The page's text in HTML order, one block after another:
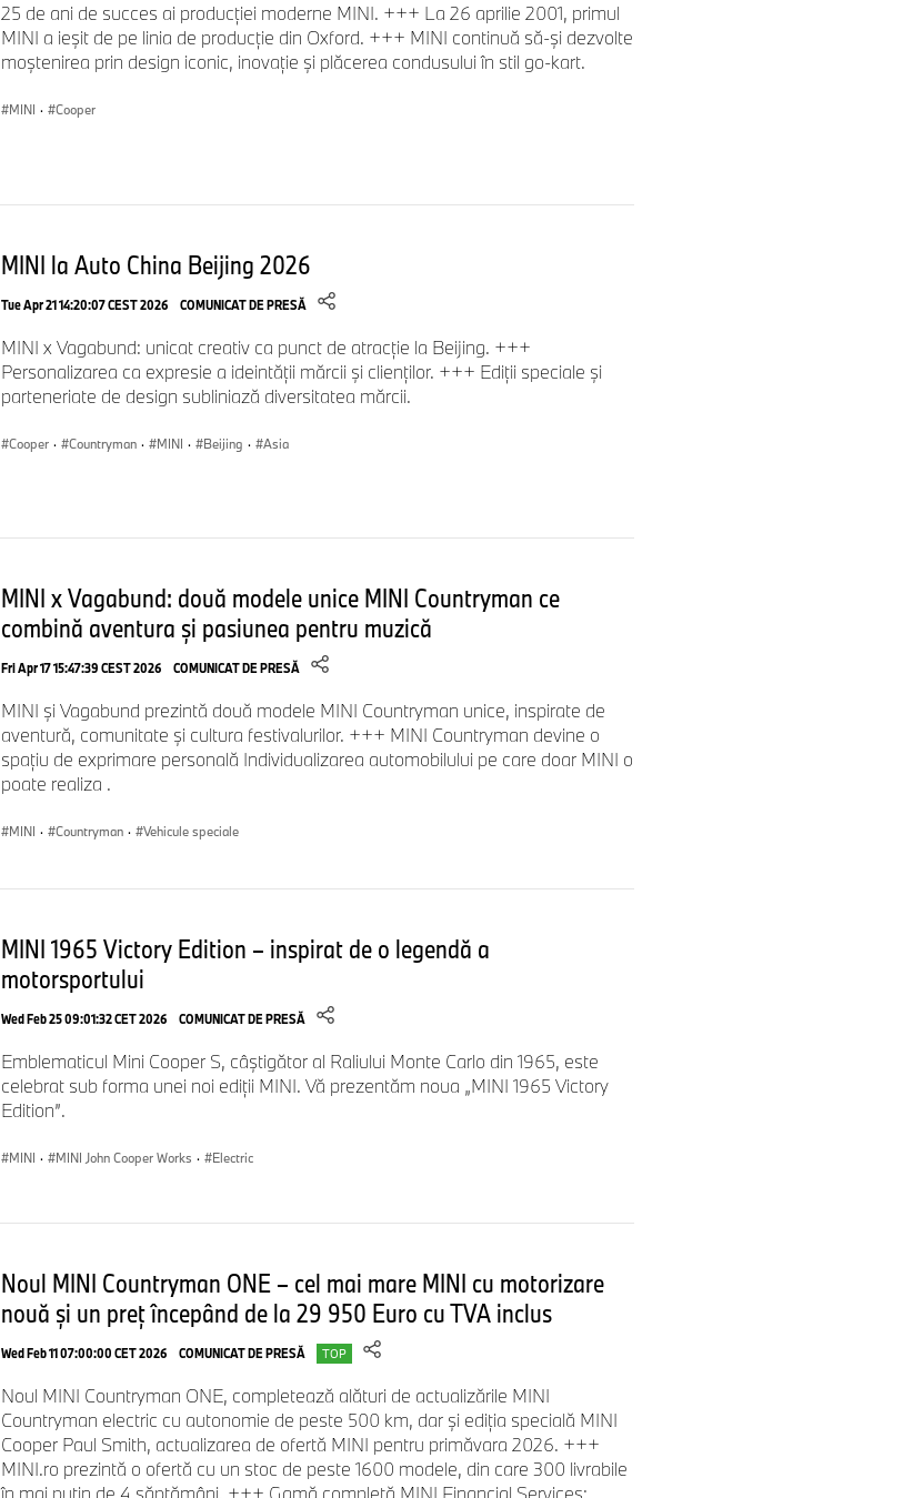
25 de ani de succes ai producției moderne MINI. +++ La 26 aprilie 2001, primul
MINI a ieșit de pe linia de producție din Oxford. +++ MINI continuă să-și dezvolte
moștenirea prin design iconic, inovație și plăcerea condusului în stil go-kart.
MINI · Cooper
MINI la Auto China Beijing 2026
Tue Apr 21 14:20:07 CEST 2026 COMUNICAT DE PRESĂ
MINI x Vagabund: unicat creativ ca punct de atracție la Beijing. +++
Personalizarea ca expresie a ideintăţii mărcii şi clienţilor. +++ Ediții speciale și
parteneriate de design subliniază diversitatea mărcii.
Cooper · Countryman · MINI · Beijing · Asia
MINI x Vagabund: două modele unice MINI Countryman ce
combină aventura și pasiunea pentru muzică
Fri Apr 17 15:47:39 CEST 2026 COMUNICAT DE PRESĂ
MINI și Vagabund prezintă două modele MINI Countryman unice, inspirate de
aventură, comunitate și cultura festivalurilor. +++ MINI Countryman devine o
spațiu de exprimare personală Individualizarea automobilului pe care doar MINI o
poate realiza .
MINI · Countryman · Vehicule speciale
MINI 1965 Victory Edition – inspirat de o legendă a
motorsportului
Wed Feb 25 09:01:32 CET 2026 COMUNICAT DE PRESĂ
Emblematicul Mini Cooper S, câștigător al Raliului Monte Carlo din 1965, este
celebrat sub forma unei noi ediţii MINI. Vă prezentăm noua „MINI 1965 Victory
Edition”.
MINI · MINI John Cooper Works · Electric
Noul MINI Countryman ONE – cel mai mare MINI cu motorizare
nouă şi un preţ începând de la 29 950 Euro cu TVA inclus
Wed Feb 11 07:00:00 CET 2026 COMUNICAT DE PRESĂ TOP
Noul MINI Countryman ONE, completează alături de actualizările MINI
Countryman electric cu autonomie de peste 500 km, dar şi ediţia specială MINI
Cooper Paul Smith, actualizarea de ofertă MINI pentru primăvara 2026. +++
MINI.ro prezintă o ofertă cu un stoc de peste 1600 modele, din care 300 livrabile
în mai puţin de 4 săptămâni. +++ Gamă completă MINI Financial Services: